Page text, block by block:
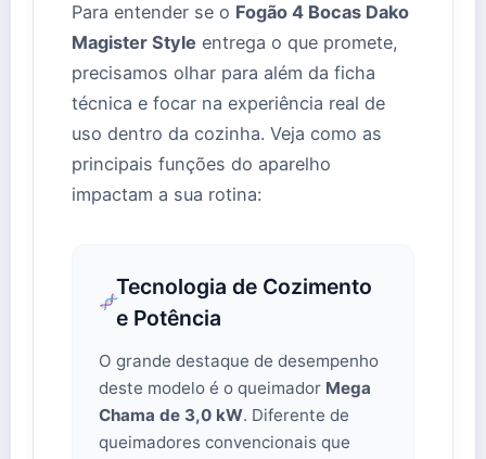
Para entender se o Fogão 4 Bocas Dako
Magister Style entrega o que promete,
precisamos olhar para além da ficha
técnica e focar na experiência real de
uso dentro da cozinha. Veja como as
principais funções do aparelho
impactam a sua rotina:
Tecnologia de Cozimento
e Potência
O grande destaque de desempenho
deste modelo é o queimador Mega
Chama de 3,0 kW. Diferente de
queimadores convencionais que